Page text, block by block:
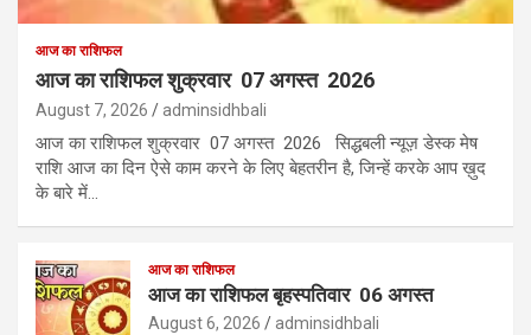
आज का राशिफल
आज का राशिफल शुक्रवार 07 अगस्त 2026
August 7, 2026 adminsidhbali
आज का राशिफल शुक्रवार 07 अगस्त 2026 सिद्धबली न्यूज़ डेस्क मेष
राशि आज का दिन ऐसे काम करने के लिए बेहतरीन है, जिन्हें करके आप ख़ुद
के बारे में…
आज का राशिफल
आज का राशिफल बृहस्पतिवार 06 अगस्त
August 6, 2026 adminsidhbali